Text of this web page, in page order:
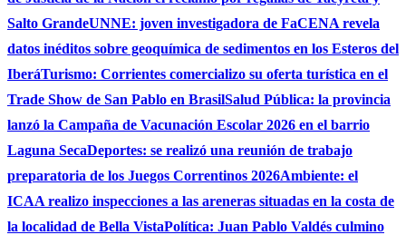
Salto GrandeUNNE: joven investigadora de FaCENA revela
datos inéditos sobre geoquímica de sedimentos en los Esteros del
IberáTurismo: Corrientes comercializo su oferta turística en el
Trade Show de San Pablo en BrasilSalud Pública: la provincia
lanzó la Campaña de Vacunación Escolar 2026 en el barrio
Laguna SecaDeportes: se realizó una reunión de trabajo
preparatoria de los Juegos Correntinos 2026Ambiente: el
ICAA realizo inspecciones a las areneras situadas en la costa de
la localidad de Bella VistaPolítica: Juan Pablo Valdés culmino